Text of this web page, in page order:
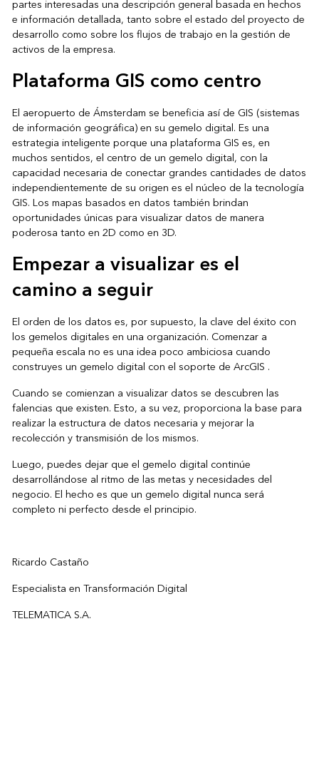
partes interesadas una descripción general basada en hechos
e información detallada, tanto sobre el estado del proyecto de
desarrollo como sobre los flujos de trabajo en la gestión de
activos de la empresa.
Plataforma GIS como centro
El aeropuerto de Ámsterdam se beneficia así de GIS (sistemas
de información geográfica) en su gemelo digital. Es una
estrategia inteligente porque una plataforma GIS es, en
muchos sentidos, el centro de un gemelo digital, con la
capacidad necesaria de conectar grandes cantidades de datos
independientemente de su origen es el núcleo de la tecnología
GIS. Los mapas basados ​​en datos también brindan
oportunidades únicas para visualizar datos de manera
poderosa tanto en 2D como en 3D.
Empezar a visualizar es el
camino a seguir
El orden de los datos es, por supuesto, la clave del éxito con
los gemelos digitales en una organización. Comenzar a
pequeña escala no es una idea poco ambiciosa cuando
construyes un gemelo digital con el soporte de ArcGIS .
Cuando se comienzan a visualizar datos se descubren las
falencias que existen. Esto, a su vez, proporciona la base para
realizar la estructura de datos necesaria y mejorar la
recolección y transmisión de los mismos.
Luego, puedes dejar que el gemelo digital continúe
desarrollándose al ritmo de las metas y necesidades del
negocio. El hecho es que un gemelo digital nunca será
completo ni perfecto desde el principio.
Ricardo Castaño
Especialista en Transformación Digital
TELEMATICA S.A.